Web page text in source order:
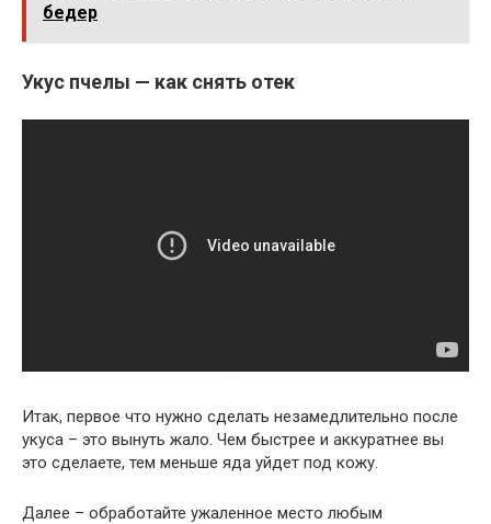
бедер
Укус пчелы — как снять отек
Итак, первое что нужно сделать незамедлительно после
укуса – это вынуть жало. Чем быстрее и аккуратнее вы
это сделаете, тем меньше яда уйдет под кожу.
Далее – обработайте ужаленное место любым